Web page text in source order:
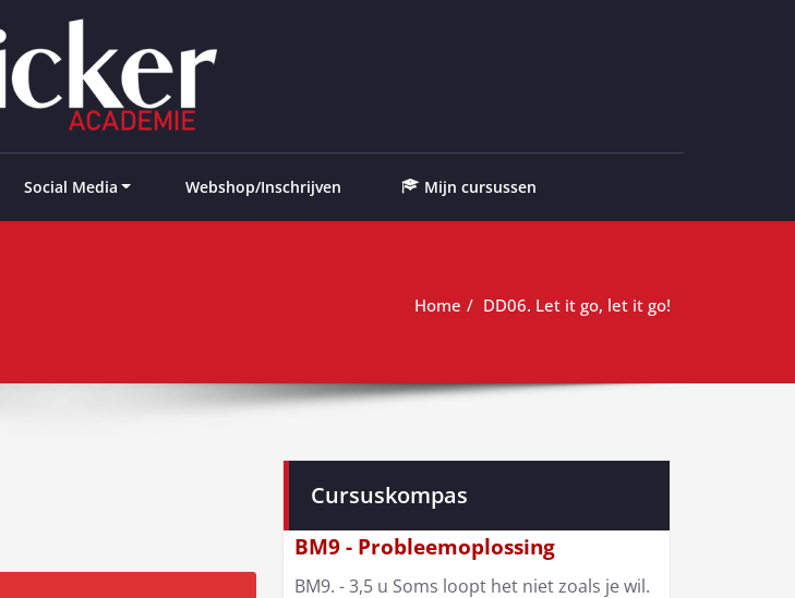
Social Media Webshop/Inschrijven Mijn cursussen
Home DD06. Let it go, let it go!
Cursuskompas
BM9 - Probleemoplossing
BM9. - 3,5 u Soms loopt het niet zoals je wil.